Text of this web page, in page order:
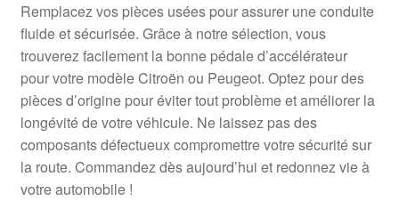
Remplacez vos pièces usées pour assurer une conduite
fluide et sécurisée. Grâce à notre sélection, vous
trouverez facilement la bonne pédale d’accélérateur
pour votre modèle Citroën ou Peugeot. Optez pour des
pièces d’origine pour éviter tout problème et améliorer la
longévité de votre véhicule. Ne laissez pas des
composants défectueux compromettre votre sécurité sur
la route. Commandez dès aujourd’hui et redonnez vie à
votre automobile !